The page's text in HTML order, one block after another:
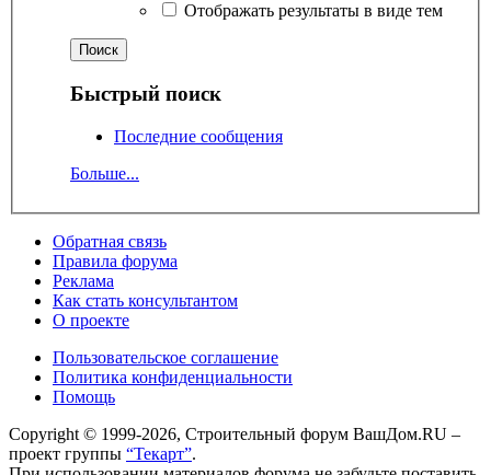
Отображать результаты в виде тем
Быстрый поиск
Последние сообщения
Больше...
Обратная связь
Правила форума
Реклама
Как стать консультантом
О проекте
Пользовательское соглашение
Политика конфиденциальности
Помощь
Copyright © 1999-2026, Строительный форум ВашДом.RU –
проект группы “Текарт”.